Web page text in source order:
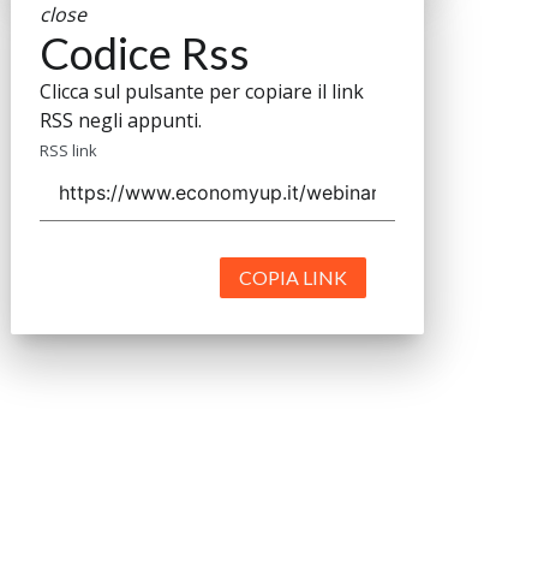
close
Codice Rss
Clicca sul pulsante per copiare il link
RSS negli appunti.
RSS link
COPIA LINK